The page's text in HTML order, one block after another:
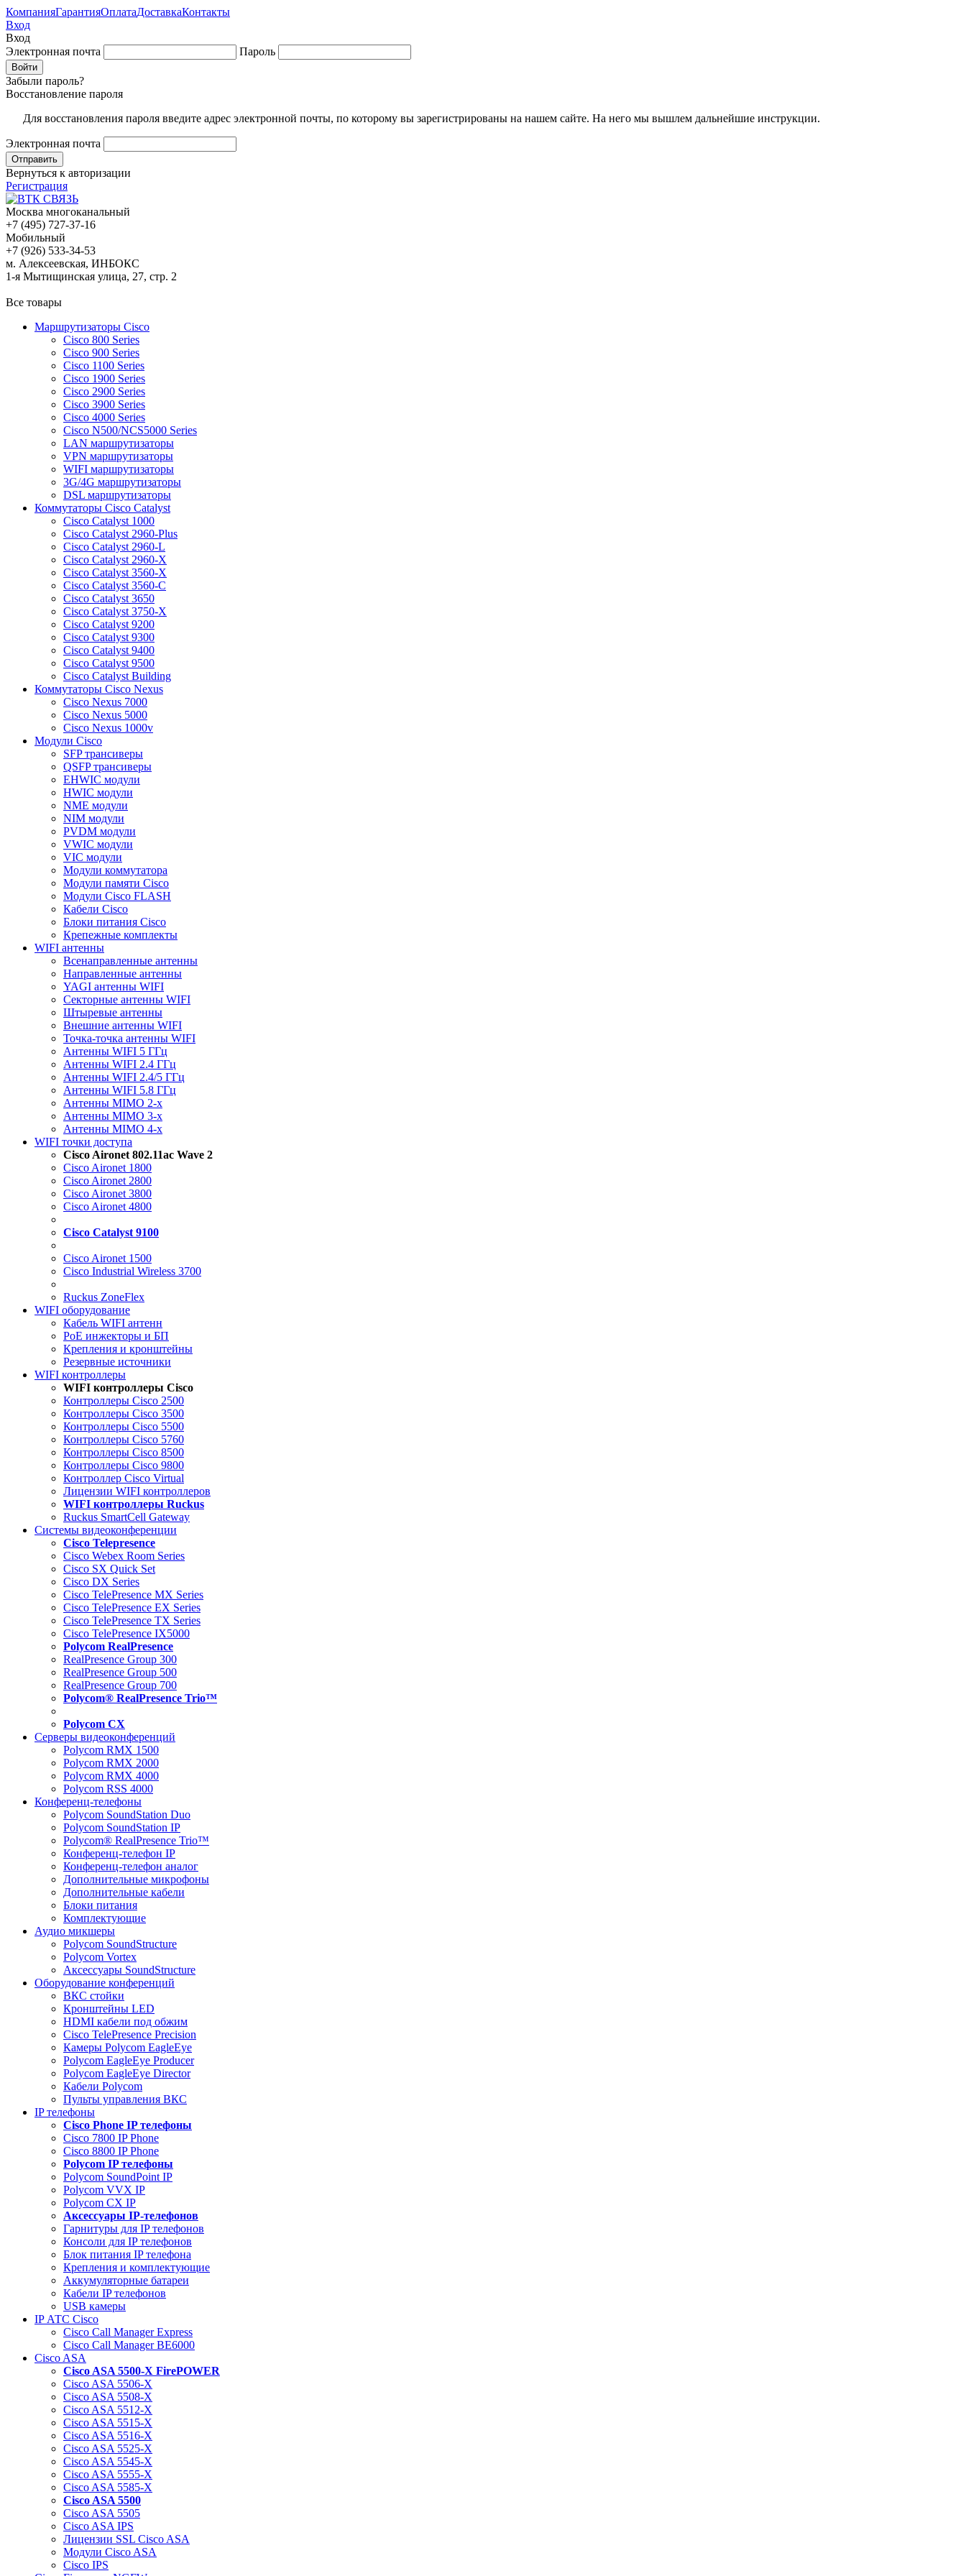
КомпанияГарантияОплатаДоставкаКонтакты
Вход
Вход
Электронная почта
Пароль
Забыли пароль?
Восстановление пароля
Для восстановления пароля введите адрес электронной почты, по которому вы зарегистрированы на нашем сайте. На него мы вышлем дальнейшие инструкции.
Электронная почта
Вернуться к авторизации
Регистрация
Москва многоканальный
+7 (495) 727-37-16
Мобильный
+7 (926) 533-34-53
м. Алексеевская, ИНБОКС
1-я Мытищинская улица, 27, стр. 2
Все товары
Маршрутизаторы Cisco
Cisco 800 Series
Cisco 900 Series
Cisco 1100 Series
Cisco 1900 Series
Cisco 2900 Series
Cisco 3900 Series
Cisco 4000 Series
Cisco N500/NCS5000 Series
LAN маршрутизаторы
VPN маршрутизаторы
WIFI маршрутизаторы
3G/4G маршрутизаторы
DSL маршрутизаторы
Коммутаторы Cisco Catalyst
Cisco Catalyst 1000
Cisco Catalyst 2960-Plus
Cisco Catalyst 2960-L
Cisco Catalyst 2960-X
Cisco Catalyst 3560-X
Cisco Catalyst 3560-C
Cisco Catalyst 3650
Cisco Catalyst 3750-X
Cisco Catalyst 9200
Cisco Catalyst 9300
Cisco Catalyst 9400
Cisco Catalyst 9500
Cisco Catalyst Building
Коммутаторы Cisco Nexus
Cisco Nexus 7000
Cisco Nexus 5000
Cisco Nexus 1000v
Модули Cisco
SFP трансиверы
QSFP трансиверы
EHWIC модули
HWIC модули
NME модули
NIM модули
PVDM модули
VWIC модули
VIC модули
Модули коммутатора
Модули памяти Cisco
Модули Cisco FLASH
Кабели Cisco
Блоки питания Cisco
Крепежные комплекты
WIFI антенны
Всенаправленные антенны
Направленные антенны
YAGI антенны WIFI
Секторные антенны WIFI
Штыревые антенны
Внешние антенны WIFI
Точка-точка антенны WIFI
Антенны WIFI 5 ГГц
Антенны WIFI 2.4 ГГц
Антенны WIFI 2.4/5 ГГц
Антенны WIFI 5.8 ГГц
Антенны MIMO 2-x
Антенны MIMO 3-x
Антенны MIMO 4-x
WIFI точки доступа
Cisco Aironet 802.11ac Wave 2
Cisco Aironet 1800
Cisco Aironet 2800
Cisco Aironet 3800
Cisco Aironet 4800
Cisco Catalyst 9100
Cisco Aironet 1500
Cisco Industrial Wireless 3700
Ruckus ZoneFlex
WIFI оборудование
Кабель WIFI антенн
PoE инжекторы и БП
Крепления и кронштейны
Резервные источники
WIFI контроллеры
WIFI контроллеры Cisco
Контроллеры Cisco 2500
Контроллеры Cisco 3500
Контроллеры Cisco 5500
Контроллеры Cisco 5760
Контроллеры Cisco 8500
Контроллеры Cisco 9800
Контроллер Cisco Virtual
Лицензии WIFI контроллеров
WIFI контроллеры Ruckus
Ruckus SmartCell Gateway
Системы видеоконференции
Cisco Telepresence
Cisco Webex Room Series
Cisco SX Quick Set
Cisco DX Series
Cisco TelePresence MX Series
Cisco TelePresence EX Series
Cisco TelePresence TX Series
Cisco TelePresence IX5000
Polycom RealPresence
RealPresence Group 300
RealPresence Group 500
RealPresence Group 700
Polycom® RealPresence Trio™
Polycom CX
Серверы видеоконференций
Polycom RMX 1500
Polycom RMX 2000
Polycom RMX 4000
Polycom RSS 4000
Конференц-телефоны
Polycom SoundStation Duo
Polycom SoundStation IP
Polycom® RealPresence Trio™
Конференц-телефон IP
Конференц-телефон аналог
Дополнительные микрофоны
Дополнительные кабели
Блоки питания
Комплектующие
Аудио микшеры
Polycom SoundStructure
Polycom Vortex
Аксессуары SoundStructure
Оборудование конференций
ВКС стойки
Кронштейны LED
HDMI кабели под обжим
Cisco TelePresence Precision
Камеры Polycom EagleEye
Polycom EagleEye Producer
Polycom EagleEye Director
Кабели Polycom
Пульты управления ВКС
IP телефоны
Сisco Phone IP телефоны
Cisco 7800 IP Phone
Cisco 8800 IP Phone
Polycom IP телефоны
Polycom SoundPoint IP
Polycom VVX IP
Polycom CX IP
Аксессуары IP-телефонов
Гарнитуры для IP телефонов
Консоли для IP телефонов
Блок питания IP телефона
Крепления и комплектующие
Аккумуляторные батареи
Кабели IP телефонов
USB камеры
IP АТС Cisco
Cisco Call Manager Express
Cisco Call Manager BE6000
Cisco ASA
Cisco ASA 5500-X FirePOWER
Cisco ASA 5506-X
Cisco ASA 5508-X
Cisco ASA 5512-X
Cisco ASA 5515-X
Cisco ASA 5516-X
Cisco ASA 5525-X
Cisco ASA 5545-X
Cisco ASA 5555-X
Cisco ASA 5585-X
Cisco ASA 5500
Cisco ASA 5505
Cisco ASA IPS
Лицензии SSL Cisco ASA
Модули Cisco ASA
Cisco IPS